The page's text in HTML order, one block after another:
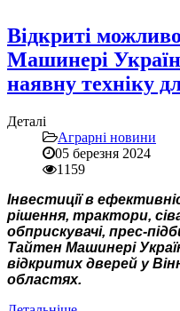
Відкриті
Машинері
наявну техніку
Деталі
Аграрні новини
05 березня 2024
1159
Інвестиції в
рішення, трактори,
обприскувачі, прес-
Тайтен Машинері
відкритих дверей у
областях.